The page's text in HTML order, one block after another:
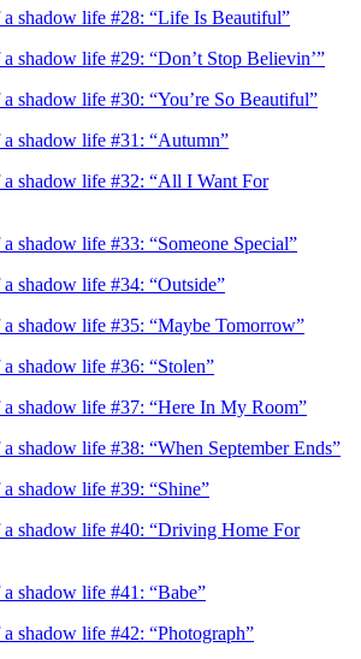
a shadow life #28: “Life Is Beautiful”
shadow life #29: “Don’t Stop Believin’”
shadow life #30: “You’re So Beautiful”
shadow life #31: “Autumn”
a shadow life #32: “All I Want For
shadow life #33: “Someone Special”
shadow life #34: “Outside”
shadow life #35: “Maybe Tomorrow”
shadow life #36: “Stolen”
a shadow life #37: “Here In My Room”
shadow life #38: “When September Ends”
shadow life #39: “Shine”
a shadow life #40: “Driving Home For
shadow life #41: “Babe”
shadow life #42: “Photograph”